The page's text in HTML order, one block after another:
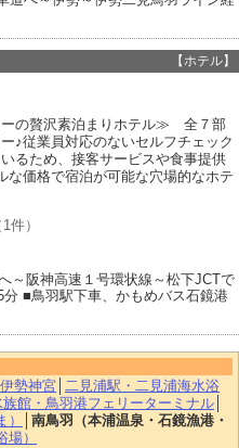
【ホテル】
の贅沢素泊まりホテル≫ 全７部
♪従業員対応のないセルフチェック
るため、接客サービスや食事提供
な価格で宿泊が可能な穴場的なホテ
1件）
～阪神高速１号環状線～松下JCTで
■鳥羽駅下車、かもめバス石鏡港
勢神宮 二見浦駅・二見浦海水浴
館・鳥羽港フェリーターミナル
南鳥羽（本浦温泉・石鏡漁港・
）